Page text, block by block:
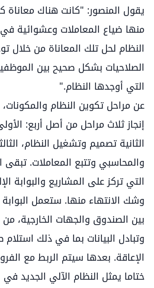
يقول المنصور: "كانت هناك معاناة
منها ضياع المعاملات وعشوائية
النظام لحل تلك المعاناة من خلال
الصلاحيات بشكل صحيح بين
التي أوجدها النظام."
عن مراحل تكوين النظام
إنجاز ثلاث مراحل من أصل أربع:
الثانية تصميم وتشغيل النظام،
والمحاسبي وتتبع المعاملات. تبقى
التي تركز على المشاريع والبوابة
وشك الانتهاء منها. ستعمل
بين الصندوق والجهات الخارجية،
وتبادل البيانات بما في ذلك
الإعاقة. بعدها سيتم الربط مع
ختاما يمثل النظام الآلي الجديد